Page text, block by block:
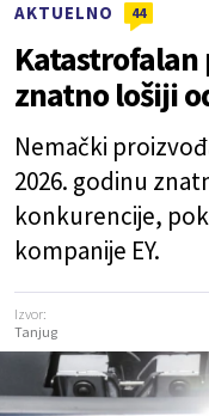
AKTUELNO 44
znatno lošiji
Nemački
2026. godinu
konkurencije,
kompanije EY.
Izvor:
Tanjug